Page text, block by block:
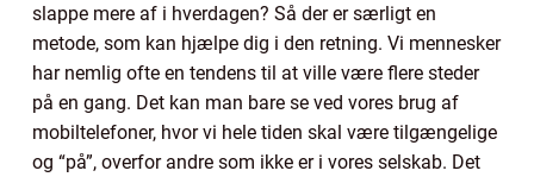
slappe mere af i hverdagen? Så der er særligt en
metode, som kan hjælpe dig i den retning. Vi mennesker
har nemlig ofte en tendens til at ville være flere steder
på en gang. Det kan man bare se ved vores brug af
mobiltelefoner, hvor vi hele tiden skal være tilgængelige
og “på”, overfor andre som ikke er i vores selskab. Det